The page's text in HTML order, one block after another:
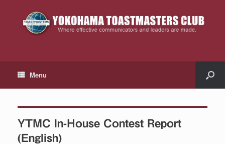
Menu
YTMC In-House Contest Report
(English)